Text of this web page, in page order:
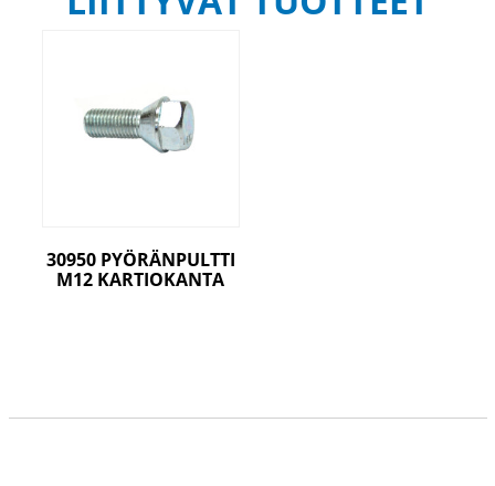
30950 PYÖRÄNPULTTI
M12 KARTIOKANTA